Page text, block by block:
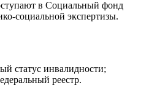
в Социальный фонд
социальной экспертизы.
статус инвалидности;
реестр.